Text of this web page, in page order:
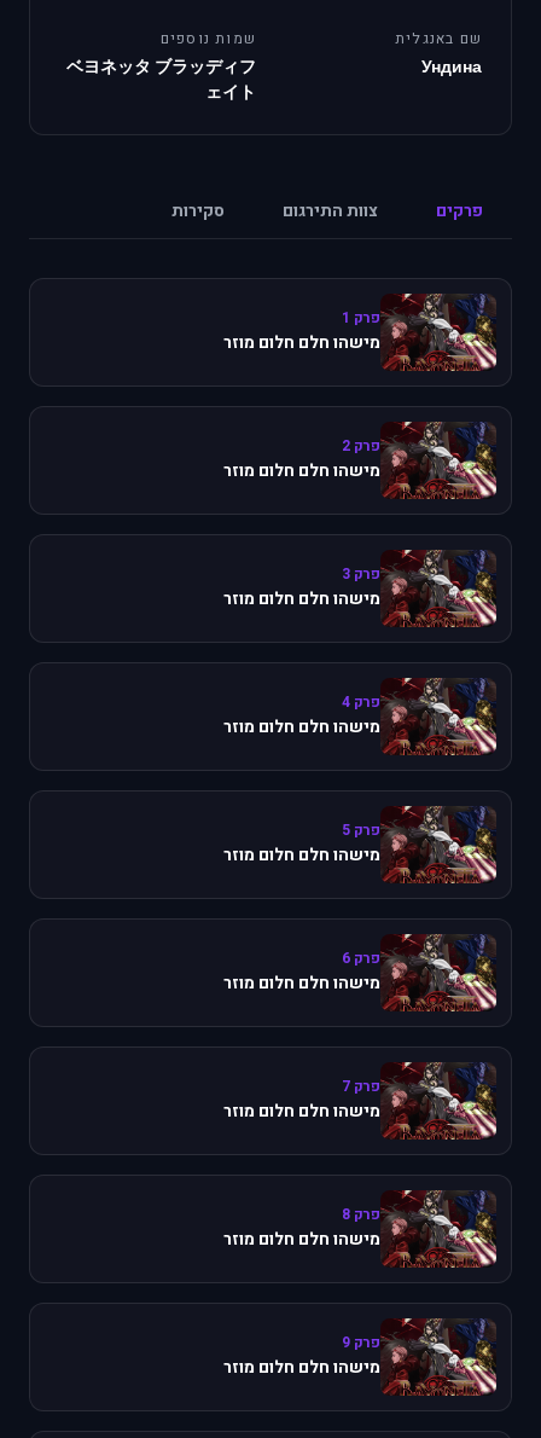
שם באנגלית
Ундина
שמות נוספים
ベヨネッタ ブラッディフ
ェイト
פרקים צוות התירגום סקירות
פרק 1
מישהו חלם חלום מוזר
פרק 2
מישהו חלם חלום מוזר
פרק 3
מישהו חלם חלום מוזר
פרק 4
מישהו חלם חלום מוזר
פרק 5
מישהו חלם חלום מוזר
פרק 6
מישהו חלם חלום מוזר
פרק 7
מישהו חלם חלום מוזר
פרק 8
מישהו חלם חלום מוזר
פרק 9
מישהו חלם חלום מוזר